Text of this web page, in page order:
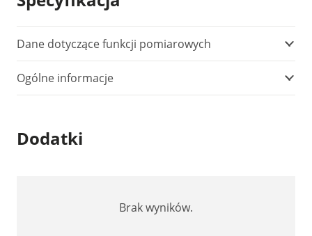
Dane dotyczące funkcji pomiarowych
Ogólne informacje
Dodatki
Brak wyników.